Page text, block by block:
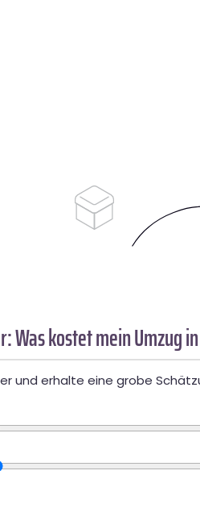
Was kostet mein Umzug
und erhalte eine grobe